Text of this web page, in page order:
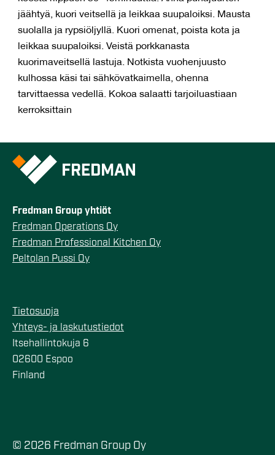
jäähtyä, kuori veitsellä ja leikkaa suupaloiksi. Mausta
suolalla ja rypsiöljyllä. Kuori omenat, poista kota ja
leikkaa suupaloiksi. Veistä porkkanasta
kuorimaveitsellä lastuja. Notkista vuohenjuusto
kulhossa käsi tai sähkövatkaimella, ohenna
tarvittaessa vedellä. Kokoa salaatti tarjoiluastiaan
kerroksittain
Fredman Group yhtiöt
Fredman Operations Oy
Fredman Professional Kitchen Oy
Peltolan Pussi Oy
Tietosuoja
Yhteys- ja laskutustiedot
Itsehallintokuja 6
02600 Espoo
Finland
© 2026 Fredman Group Oy